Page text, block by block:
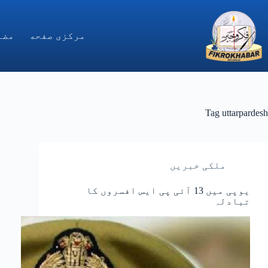
content
مركزى صفحه
Tag uttarpardesh
ملکی خبریں
یوپی میں 13 آئی پی ایس افسروں کا
تبادلہ